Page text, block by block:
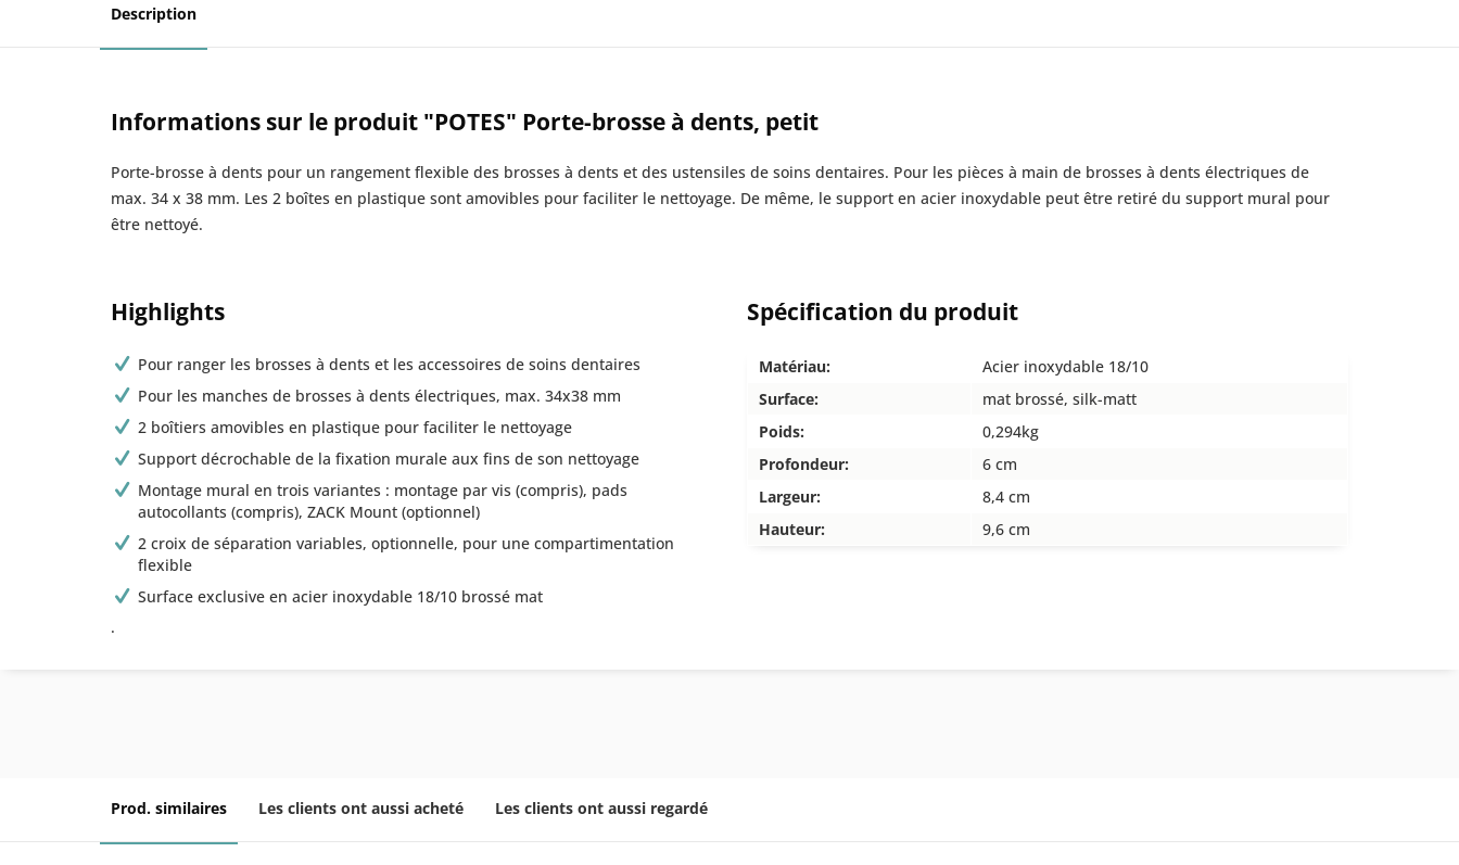
Description
Informations sur le produit "POTES" Porte-brosse à dents, petit
Porte-brosse à dents pour un rangement flexible des brosses à dents et des ustensiles de soins dentaires. Pour les pièces à main de brosses à dents électriques de
max. 34 x 38 mm. Les 2 boîtes en plastique sont amovibles pour faciliter le nettoyage. De même, le support en acier inoxydable peut être retiré du support mural pour
être nettoyé.
Highlights
Pour ranger les brosses à dents et les accessoires de soins dentaires
Pour les manches de brosses à dents électriques, max. 34x38 mm
2 boîtiers amovibles en plastique pour faciliter le nettoyage
Support décrochable de la fixation murale aux fins de son nettoyage
Montage mural en trois variantes : montage par vis (compris), pads
autocollants (compris), ZACK Mount (optionnel)
2 croix de séparation variables, optionnelle, pour une compartimentation
flexible
Surface exclusive en acier inoxydable 18/10 brossé mat
.
Spécification du produit
Matériau:
Acier inoxydable 18/10
Surface:
mat brossé, silk-matt
Poids:
0,294kg
Profondeur:
6 cm
Largeur:
8,4 cm
Hauteur:
9,6 cm
Prod. similaires Les clients ont aussi acheté Les clients ont aussi regardé